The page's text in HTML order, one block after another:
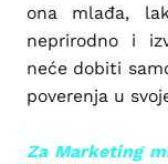
ona mlađa,
neprirodno i
neće dobiti
poverenja u
Za Marketing